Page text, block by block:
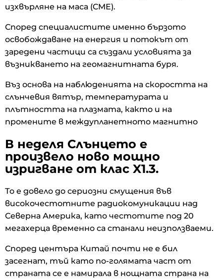
изхвърляне на маса (CME).
Според специалистите именно бързото
освобождаване на енергия и потокът от
заредени частици са създали условията за
възникването на геомагнитната буря.
Въз основа на наблюденията на скоростта на
слънчевия вятър, температурата и
плътността на плазмата, както и на
промените в междупланетното магнитно
В неделя Слънцето е
произвело ново мощно
изригване от клас X1.3.
То е довело до сериозни смущения във
високочестотните радиокомуникации над
Северна Америка, като честотите под 20
мегахерца временно са станали неизползваеми.
Според центъра Китай почти не е бил
засегнат, тъй като по-голямата част от
страната се е намирала в нощната страна на